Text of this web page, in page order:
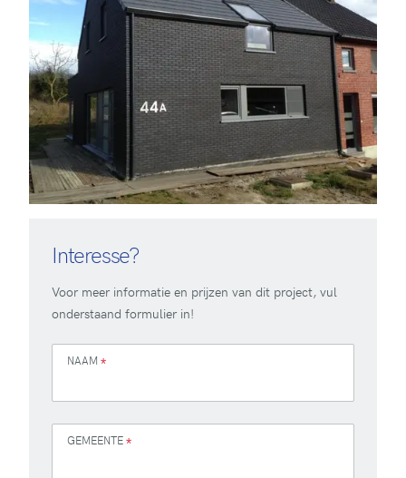
Interesse?
Voor meer informatie en prijzen van dit project, vul
onderstaand formulier in!
NAAM *
GEMEENTE*